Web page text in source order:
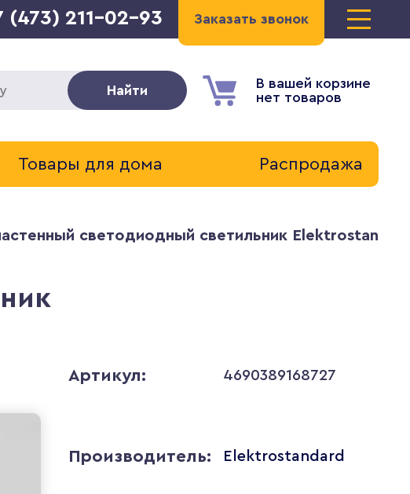
Заказать звонок
(473) 211-02-93
В вашей корзине
нет товаров
Найти
Товары для дома Распродажа
светодиодный светильник
Артикул: 4690389168727
Производитель: Elektrostandard